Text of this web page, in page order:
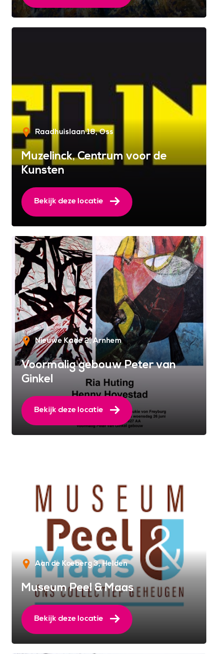
Raadhuislaan 18 Oss
Muzelinck, Centrum voor de
Kunsten
Bekijk deze locatie
Nieuwe Kade 2 Arnhem
Voormalig gebouw Peter van
Ginkel
Bekijk deze locatie
Aan de Koeberg 3 Helden
Museum Peel & Maas
Bekijk deze locatie